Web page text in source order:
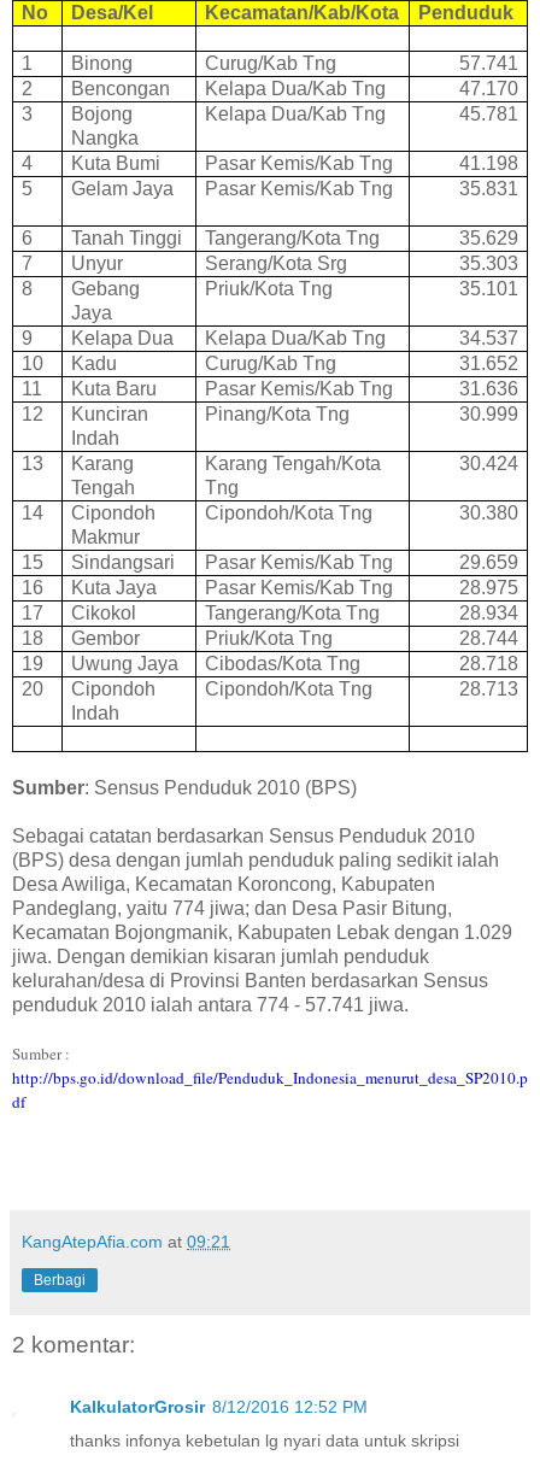
No Desa/Kel Kecamatan/Kab/Kota Penduduk
1 Binong Curug/Kab Tng
57.741
2
Bencongan Kelapa Dua/Kab Tng
47.170
3
Bojong
Nangka
Kelapa Dua/Kab Tng 45.781
4 Kuta Bumi Pasar Kemis/Kab Tng
41.198
5
Gelam Jaya Pasar Kemis/Kab Tng 35.831
6 Tanah Tinggi Tangerang/Kota Tng
35.629
7
Unyur Serang/Kota Srg
35.303
8
Gebang
Jaya
Priuk/Kota Tng 35.101
9 Kelapa Dua Kelapa Dua/Kab Tng
34.537
10
Kadu Curug/Kab Tng
31.652
11
Kuta Baru Pasar Kemis/Kab Tng
31.636
12
Kunciran
Indah
Pinang/Kota Tng 30.999
13
Karang
Tengah
Karang Tengah/Kota
Tng
30.424
14
Cipondoh
Makmur
Cipondoh/Kota Tng 30.380
15 Sindangsari Pasar Kemis/Kab Tng
29.659
16
Kuta Jaya Pasar Kemis/Kab Tng
28.975
17
Cikokol Tangerang/Kota Tng
28.934
18
Gembor Priuk/Kota Tng
28.744
19
Uwung Jaya Cibodas/Kota Tng
28.718
20
Cipondoh
Indah
Cipondoh/Kota Tng 28.713
Sumber: Sensus Penduduk 2010 (BPS)
Sebagai catatan berdasarkan Sensus Penduduk 2010
(BPS) desa dengan jumlah penduduk paling sedikit ialah
Desa Awiliga, Kecamatan Koroncong, Kabupaten
Pandeglang, yaitu 774 jiwa; dan Desa Pasir Bitung,
Kecamatan Bojongmanik, Kabupaten Lebak dengan 1.029
jiwa. Dengan demikian kisaran jumlah penduduk
kelurahan/desa di Provinsi Banten berdasarkan Sensus
penduduk 2010 ialah antara 774 - 57.741 jiwa.
Sumber :
http://bps.go.id/download_file/Penduduk_Indonesia_menurut_desa_SP2010.p
df
KangAtepAfia.com at 09:21
Berbagi
2 komentar:
KalkulatorGrosir 8/12/2016 12:52 PM
thanks infonya kebetulan lg nyari data untuk skripsi